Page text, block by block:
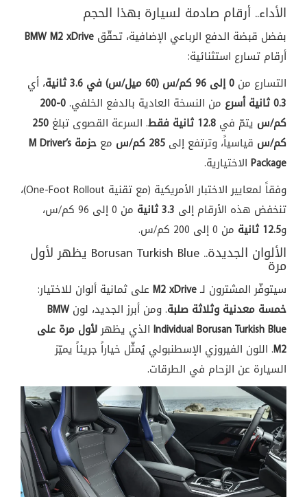
الأداء.. أرقام صادمة لسيارة بهذا الحجم
بفضل قبضة الدفع الرباعي الإضافية، تحقّق BMW M2 xDrive
أرقام تسارع استثنائية:
التسارع من 0 إلى 96 كم/س (60 ميل/س) في 3.6 ثانية
، أي
0.3 ثانية أسرع
من النسخة العادية بالدفع الخلفي.
0-200
كم/س يتمّ في 12.8 ثانية فقط . السرعة القصوى تبلغ 250
كم/س قياسياً، وترتفع إلى 285 كم/س مع
حزمة M Driver’s
Package الاختيارية.
وفقاً لمعايير الاختبار الأمريكية (مع تقنية One-Foot Rollout)،
تنخفض هذه الأرقام إلى 3.3 ثانية
من 0 إلى 96 كم/س،
و12.5 ثانية من 0 إلى 200 كم/س.
الألوان الجديدة.. Borusan Turkish Blue يظهر لأول
مرة
سيتوفّر المشترون لـM2 xDrive على ثمانية ألوان للاختيار:
خمسة معدنية وثلاثة صلبة. ومن أبرز الجديد، لونBMW
Individual Borusan Turkish Blue الذي يظهرلأول مرة على
M2. اللون الفيروزي الإسطنبولي يُمثّل خياراً جريئاً يميّز
السيارة عن الزحام في الطرقات.